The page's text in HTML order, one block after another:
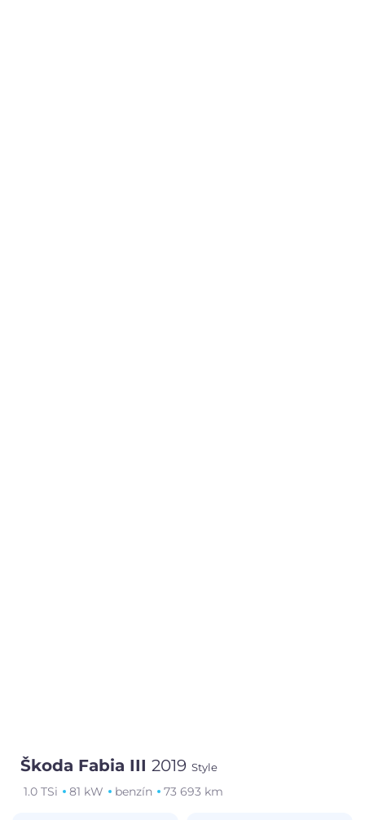
Škoda Fabia III2019 Style
1.0 TSi 81 kW benzín 73 693 km